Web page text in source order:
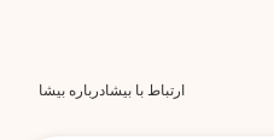
ارتباط با بیشادرباره بیشا